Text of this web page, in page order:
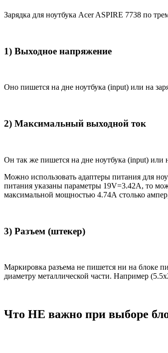
Зарядка для ноутбука Acer ASPIRE 7738 по
1) Выходное напряжение
Оно пишется на дне ноутбука (input) или на
2) Максимальный выходной ток
Он так же пишется на дне ноутбука (input) или
Можно использовать адаптеры питания для
питания указаны параметры 19V=3.42A, то
максимальной мощностью 4.74А столько
3) Разъем (штекер)
Маркировка разъема не пишется ни на блоке
диаметру металлической части. Например
Что НЕ важно при выборе